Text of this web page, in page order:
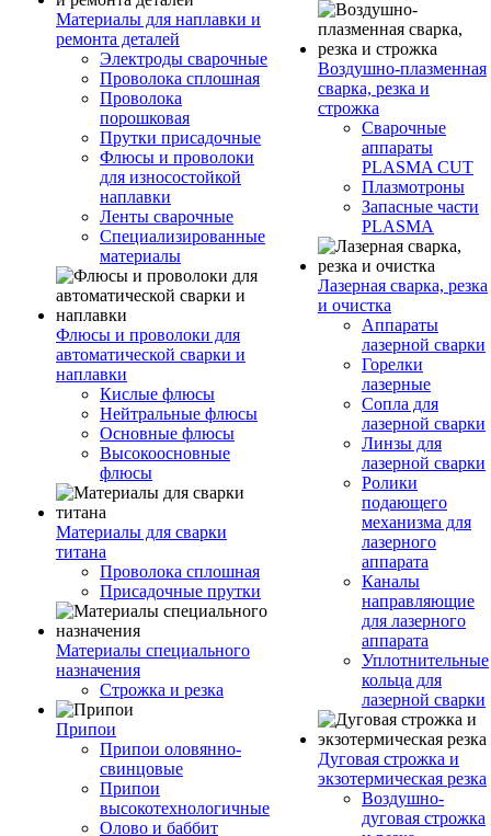
Материалы для наплавки и
ремонта деталей
Электроды сварочные
Проволока сплошная
Проволока
порошковая
Прутки присадочные
Флюсы и проволоки
для износостойкой
наплавки
Ленты сварочные
Специализированные
материалы
Флюсы и проволоки для
автоматической сварки и
наплавки
Кислые флюсы
Нейтральные флюсы
Основные флюсы
Высокоосновные
флюсы
Материалы для сварки
титана
Проволока сплошная
Присадочные прутки
Материалы специального
назначения
Строжка и резка
Припои
Припои оловянно-
свинцовые
Припои
высокотехнологичные
Олово и баббит
Воздушно-плазменная
сварка, резка и
строжка
Сварочные
аппараты
PLASMA CUT
Плазмотроны
Запасные части
PLASMA
Лазерная сварка, резка
и очистка
Аппараты
лазерной сварки
Горелки
лазерные
Сопла для
лазерной сварки
Линзы для
лазерной сварки
Ролики
подающего
механизма для
лазерного
аппарата
Каналы
направляющие
для лазерного
аппарата
Уплотнительные
кольца для
лазерной сварки
Дуговая строжка и
экзотермическая резка
Воздушно-
дуговая строжка